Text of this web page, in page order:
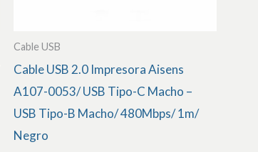
Cable USB
Cable USB 2.0 Impresora Aisens
A107-0053/ USB Tipo-C Macho –
USB Tipo-B Macho/ 480Mbps/ 1m/
Negro